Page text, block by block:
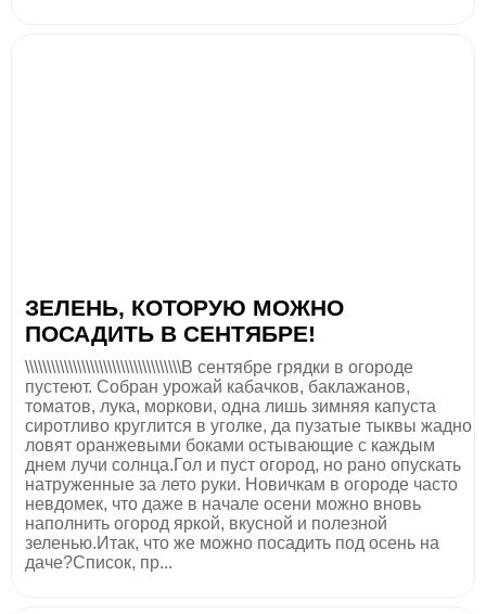
ЗЕЛЕНЬ, КОТОРУЮ МОЖНО
ПОСАДИТЬ В СЕНТЯБРЕ!
\\\\\\\\\\\\\\\\\\\\\\\\\\\\\\\\\\\\В сентябре грядки в огороде
пустеют. Собран урожай кабачков, баклажанов,
томатов, лука, моркови, одна лишь зимняя капуста
сиротливо круглится в уголке, да пузатые тыквы жадно
ловят оранжевыми боками остывающие с каждым
днем лучи солнца.Гол и пуст огород, но рано опускать
натруженные за лето руки. Новичкам в огороде часто
невдомек, что даже в начале осени можно вновь
наполнить огород яркой, вкусной и полезной
зеленью.Итак, что же можно посадить под осень на
даче?Список, пр...